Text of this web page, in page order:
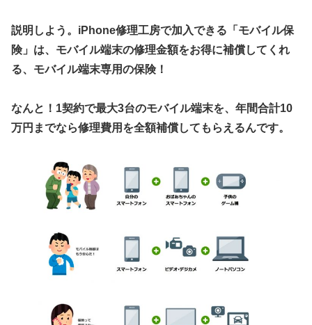
説明しよう。iPhone修理工房で加入できる「モバイル保
険」は、モバイル端末の修理金額をお得に補償してくれ
る、モバイル端末専用の保険！
なんと！1契約で最大3台のモバイル端末を、年間合計10
万円までなら修理費用を全額補償してもらえるんです。